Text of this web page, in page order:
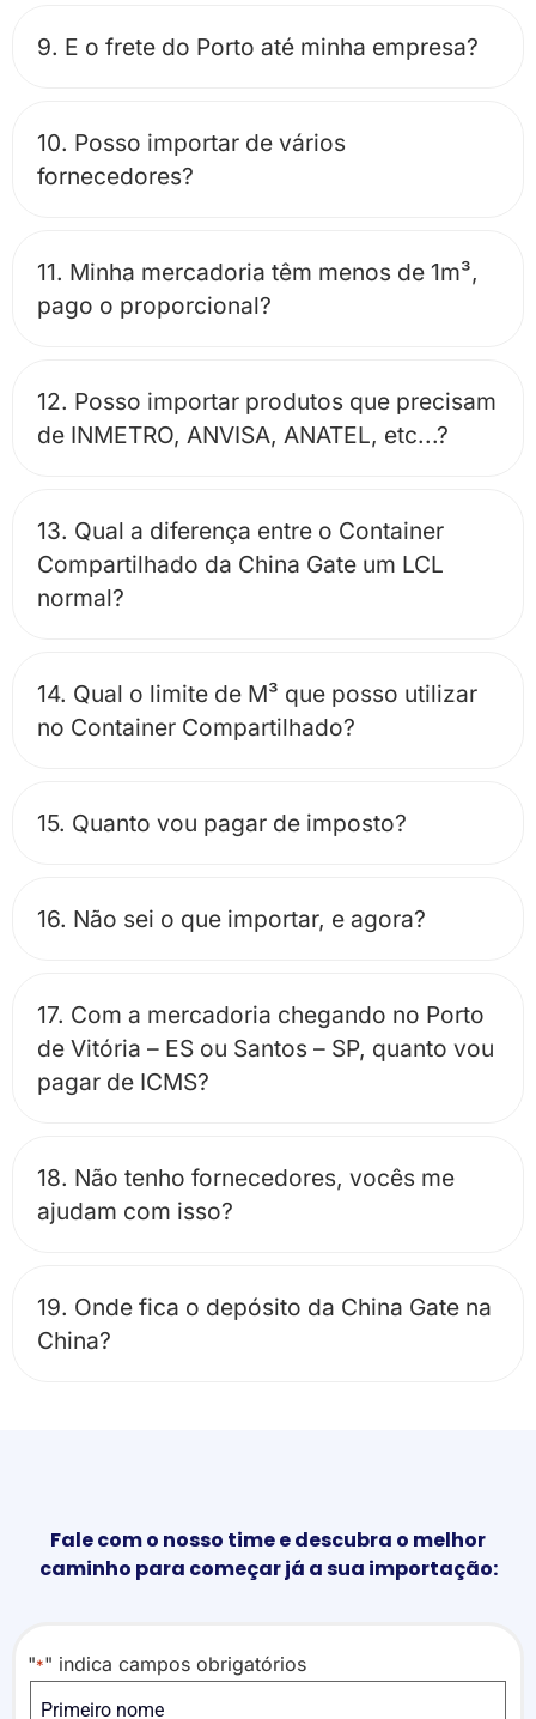
9. E o frete do Porto até minha empresa?
10. Posso importar de vários
fornecedores?
11. Minha mercadoria têm menos de 1m³,
pago o proporcional?
12. Posso importar produtos que precisam
de INMETRO, ANVISA, ANATEL, etc...?
13. Qual a diferença entre o Container
Compartilhado da China Gate um LCL
normal?
14. Qual o limite de M³ que posso utilizar
no Container Compartilhado?
15. Quanto vou pagar de imposto?
16. Não sei o que importar, e agora?
17. Com a mercadoria chegando no Porto
de Vitória – ES ou Santos – SP, quanto vou
pagar de ICMS?
18. Não tenho fornecedores, vocês me
ajudam com isso?
19. Onde fica o depósito da China Gate na
China?
Fale com o nosso time e descubra o melhor
caminho para começar já a sua importação:
"*" indica campos obrigatórios
Nome